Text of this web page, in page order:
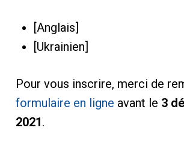
[Anglais]
[Ukrainien]
Pour vous inscrire, merci de
formulaire en ligne avant le 3
2021.